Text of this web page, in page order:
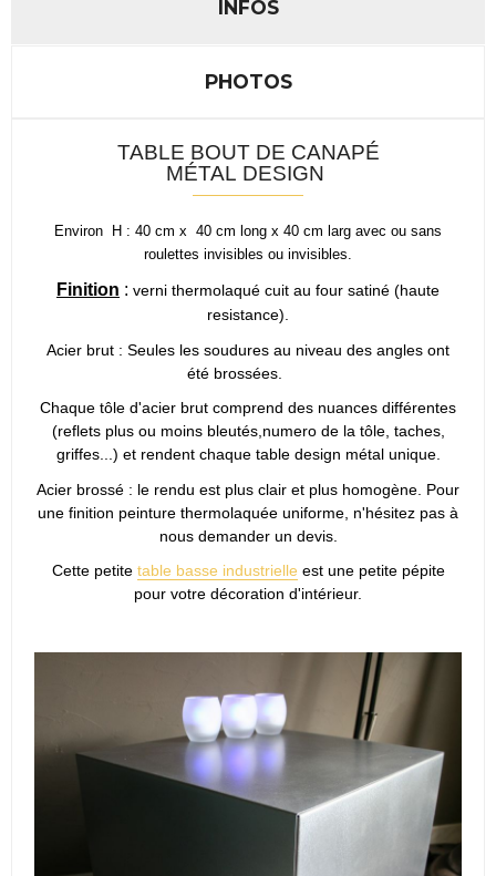
INFOS
PHOTOS
TABLE BOUT DE CANAPÉ
MÉTAL DESIGN
Environ H : 40 cm x 40 cm long x 40 cm larg avec ou sans
roulettes invisibles ou invisibles.
Finition : verni thermolaqué cuit au four satiné (haute
resistance).
Acier brut : Seules les soudures au niveau des angles ont
été brossées.
Chaque tôle d'acier brut comprend des nuances différentes
(reflets plus ou moins bleutés,numero de la tôle, taches,
griffes...) et rendent chaque table design métal unique.
Acier brossé : le rendu est plus clair et plus homogène. Pour
une finition peinture thermolaquée uniforme, n'hésitez pas à
nous demander un devis.
Cette petite table basse industrielle est une petite pépite
pour votre décoration d'intérieur.